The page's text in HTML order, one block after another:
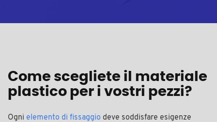
Come scegliete il materiale
plastico per i vostri pezzi?
Ogni elemento di fissaggio deve soddisfare esigenze